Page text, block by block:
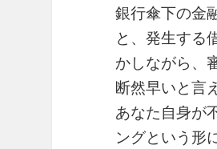
銀行傘下の金
と、発生する
かしながら、
断然早いと言
あなた自身が
ングという形